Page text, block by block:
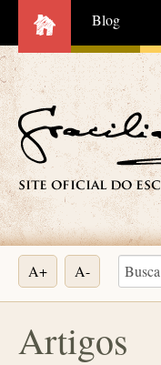
Blog
A+ A-
Artigos